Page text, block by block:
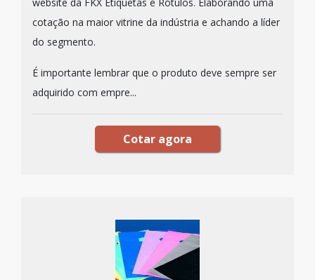
cotação na maior vitrine da indústria e achando a líder
do segmento.
É importante lembrar que o produto deve sempre ser
adquirido com empre...
Cotar agora